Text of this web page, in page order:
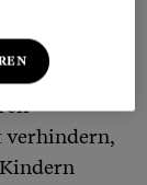
aus: Geht
verhindern,